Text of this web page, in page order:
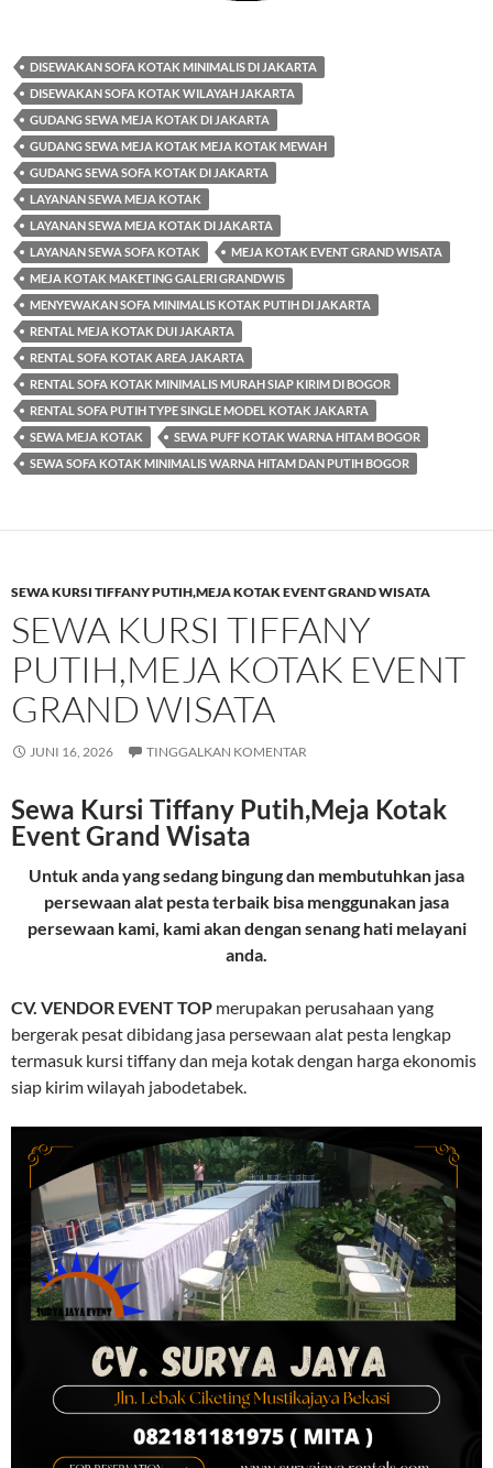
DISEWAKAN SOFA KOTAK MINIMALIS DI JAKARTA
DISEWAKAN SOFA KOTAK WILAYAH JAKARTA
GUDANG SEWA MEJA KOTAK DI JAKARTA
GUDANG SEWA MEJA KOTAK MEJA KOTAK MEWAH
GUDANG SEWA SOFA KOTAK DI JAKARTA
LAYANAN SEWA MEJA KOTAK
LAYANAN SEWA MEJA KOTAK DI JAKARTA
LAYANAN SEWA SOFA KOTAK
MEJA KOTAK EVENT GRAND WISATA
MEJA KOTAK MAKETING GALERI GRANDWIS
MENYEWAKAN SOFA MINIMALIS KOTAK PUTIH DI JAKARTA
RENTAL MEJA KOTAK DUI JAKARTA
RENTAL SOFA KOTAK AREA JAKARTA
RENTAL SOFA KOTAK MINIMALIS MURAH SIAP KIRIM DI BOGOR
RENTAL SOFA PUTIH TYPE SINGLE MODEL KOTAK JAKARTA
SEWA MEJA KOTAK
SEWA PUFF KOTAK WARNA HITAM BOGOR
SEWA SOFA KOTAK MINIMALIS WARNA HITAM DAN PUTIH BOGOR
SEWA KURSI TIFFANY PUTIH,MEJA KOTAK EVENT GRAND WISATA
SEWA KURSI TIFFANY
PUTIH,MEJA KOTAK EVENT
GRAND WISATA
JUNI 16, 2026 TINGGALKAN KOMENTAR
Sewa Kursi Tiffany Putih,Meja Kotak
Event Grand Wisata
Untuk anda yang sedang bingung dan membutuhkan jasa
persewaan alat pesta terbaik bisa menggunakan jasa
persewaan kami, kami akan dengan senang hati melayani
anda.
CV. VENDOR EVENT TOP merupakan perusahaan yang
bergerak pesat dibidang jasa persewaan alat pesta lengkap
termasuk kursi tiffany dan meja kotak dengan harga ekonomis
siap kirim wilayah jabodetabek.